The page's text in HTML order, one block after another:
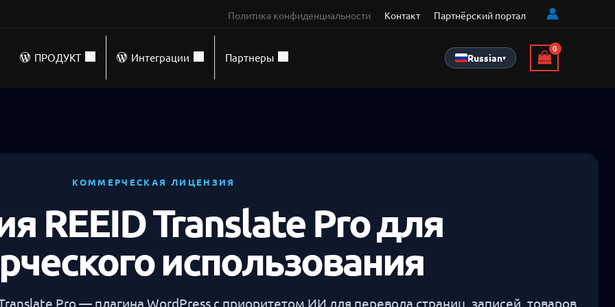
Политика конфиденциальности Контакт Партнёрский портал
ПРОДУКТ Интеграции Партнеры Russian▾
КОММЕРЧЕСКАЯ ЛИЦЕНЗИЯ
REEID Translate Pro для
использования
Pro — плагина WordPress с приоритетом ИИ для перевода страниц, записей, товаров,